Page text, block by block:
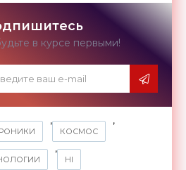
в курсе первыми!
,
КОСМОС
,
,
HI